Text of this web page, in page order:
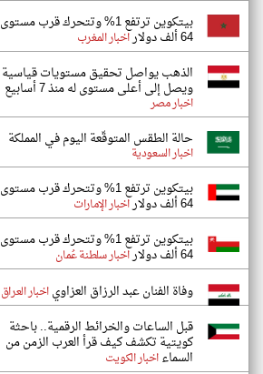
بيتكوين ترتفع 1% وتتحرك قرب مستوى
64 ألف دولار اخبار المغرب
الذهب يواصل تحقيق مستويات قياسية
ويصل إلى أعلى مستوى له منذ 7 أسابيع
اخبار مصر
حالة الطقس المتوقّعة اليوم في المملكة
اخبار السعودية
بيتكوين ترتفع 1% وتتحرك قرب مستوى
64 ألف دولار اخبار الإمارات
بيتكوين ترتفع 1% وتتحرك قرب مستوى
64 ألف دولار اخبار سلطنة عُمان
وفاة الفنان عبد الرزاق العزاوياخبار العراق
قبل الساعات والخرائط الرقمية.. باحثة
كويتية تكشف كيف قرأ العرب الزمن من
السماءاخبار الكويت